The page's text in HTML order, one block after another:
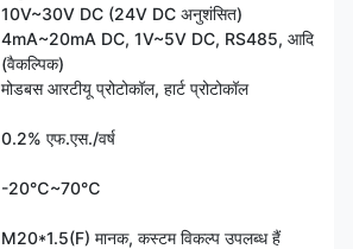
10V~30V DC (24V DC अनुशंसित)
4mA~20mA DC, 1V~5V DC, RS485, आदि
(वैकल्पिक)
मोडबस आरटीयू प्रोटोकॉल, हार्ट प्रोटोकॉल
0.2% एफ.एस./वर्ष
-20℃~70℃
M20*1.5(F) मानक, कस्टम विकल्प उपलब्ध हैं